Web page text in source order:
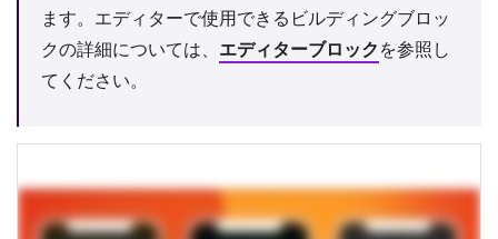
ます。エディターで使用できるビルディングブロッ
クの詳細については、 エディターブロックを参照し
てください。